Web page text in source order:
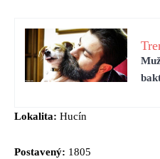
Lokalita: Hucín
Postavený: 1805